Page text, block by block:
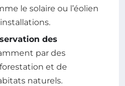
le solaire ou l’éolien
des
par des
et de
naturels.